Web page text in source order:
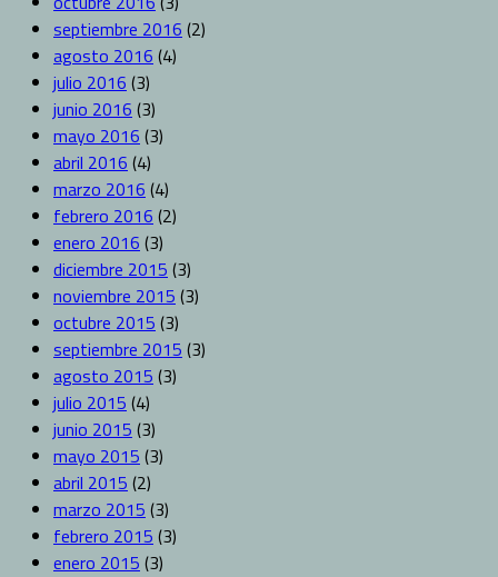
septiembre 2016 (2)
agosto 2016 (4)
julio 2016 (3)
junio 2016 (3)
mayo 2016 (3)
abril 2016 (4)
marzo 2016 (4)
febrero 2016 (2)
enero 2016 (3)
diciembre 2015 (3)
noviembre 2015 (3)
octubre 2015 (3)
septiembre 2015 (3)
agosto 2015 (3)
julio 2015 (4)
junio 2015 (3)
mayo 2015 (3)
abril 2015 (2)
marzo 2015 (3)
febrero 2015 (3)
enero 2015 (3)